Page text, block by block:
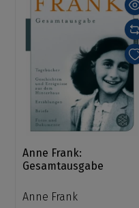
Anne Frank:
Gesamtausgabe
Anne Frank